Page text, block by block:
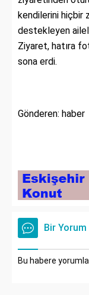
kendilerini hiçbir
destekleyen
Ziyaret, hatıra
sona erdi.
Gönderen: haber
Bir Yorum
Bu habere